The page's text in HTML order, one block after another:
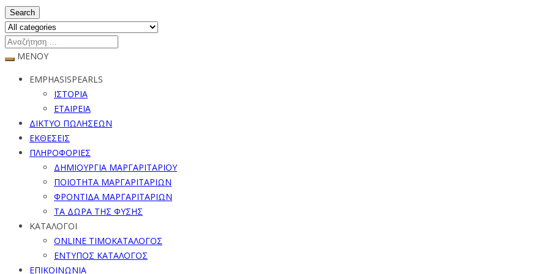
Search
ΜΕΝΟΥ
EMPHASISPEARLS
ΙΣΤΟΡΙΑ
ΕΤΑΙΡΕΙΑ
ΔΙΚΤΥΟ ΠΩΛΗΣΕΩΝ
ΕΚΘΕΣΕΙΣ
ΠΛΗΡΟΦΟΡΙΕΣ
ΔΗΜΙΟΥΡΓΙΑ ΜΑΡΓΑΡΙΤΑΡΙΟΥ
ΠΟΙΟΤΗΤΑ ΜΑΡΓΑΡΙΤΑΡΙΩΝ
ΦΡΟΝΤΙΔΑ ΜΑΡΓΑΡΙΤΑΡΙΩΝ
ΤΑ ΔΩΡΑ ΤΗΣ ΦΥΣΗΣ
ΚΑΤΑΛΟΓΟΙ
ONLINE ΤΙΜΟΚΑΤΑΛΟΓΟΣ
ΕΝΤΥΠΟΣ ΚΑΤΑΛΟΓΟΣ
ΕΠΙΚΟΙΝΩΝΙΑ